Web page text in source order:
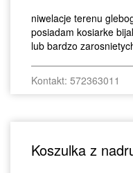
niwelacje terenu
posiadam kosiarke
lub bardzo
Kontakt: 572363011
Koszulka z